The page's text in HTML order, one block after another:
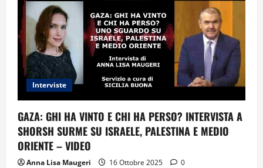
Interviste
GAZA: GHI HA VINTO E CHI HA PERSO? INTERVISTA A
SHORSH SURME SU ISRAELE, PALESTINA E MEDIO
ORIENTE – VIDEO
Anna Lisa Maugeri 16 Ottobre 2025 0